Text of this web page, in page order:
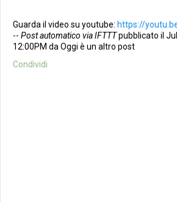
Guarda il video su youtube: https://
-- Post automatico via IFTTTpubblicato il
12:00PM da Oggi è un altro post
Condividi